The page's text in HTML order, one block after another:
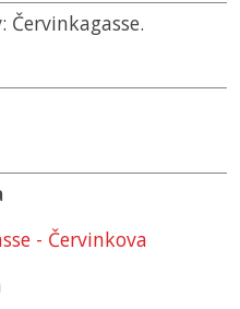
Červinkagasse.
- Červinkova